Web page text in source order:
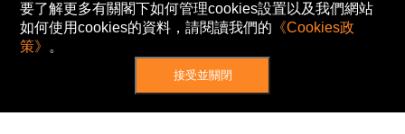
要了解更多有關閣下如何管理cookies設置以及我們網站
如何使用cookies的資料，請閱讀我們的 《Cookies政
策》 。
接受並關閉